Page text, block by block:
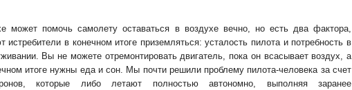
может помочь самолету оставаться в воздухе вечно, но есть два фактора,
истребители в конечном итоге приземляться: усталость пилота и потребность в
Вы не можете отремонтировать двигатель, пока он всасывает воздух, а
итоге нужны еда и сон. Мы почти решили проблему пилота-человека за счет
которые либо летают полностью автономно, выполняя заранее